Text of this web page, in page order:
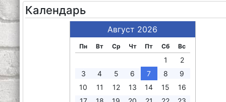
Календарь
Август 2026
Пн Вт Ср Чт Пт Сб Вс
1
2
3
4 5 6 7 8
9
10
11 12 13 14 15
16